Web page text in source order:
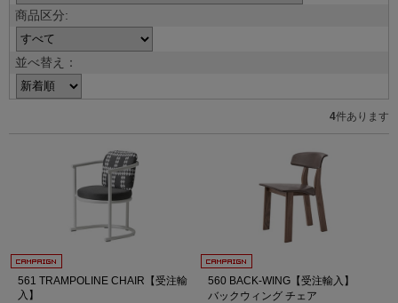
並べ替え：
4件あります
561 TRAMPOLINE CHAIR【受注輸
入】
560 BACK-WING【受注輸入】
バックウィング チェア